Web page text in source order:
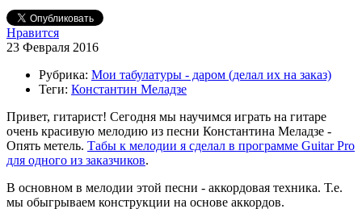
Нравится
23 Февраля 2016
Рубрика: Мои табулатуры - даром (делал их на заказ)
Теги: Константин Меладзе
Привет, гитарист! Сегодня мы научимся играть на гитаре
очень красивую мелодию из песни Константина Меладзе -
Опять метель. Табы к мелодии я сделал в программе Guitar Pro
для одного из заказчиков.
В основном в мелодии этой песни - аккордовая техника. Т.е.
мы обыгрываем конструкции на основе аккордов.